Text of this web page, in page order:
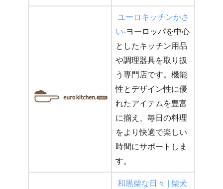
ユーロキッチンかさ
い-ヨーロッパを中心
としたキッチン用品
や調理器具を取り扱
う専門店です。機能
性とデザイン性に優
れたアイテムを豊富
に揃え、毎日の料理
をより快適で楽しい
時間にサポートしま
す。
和黒柴な日々 | 柴犬